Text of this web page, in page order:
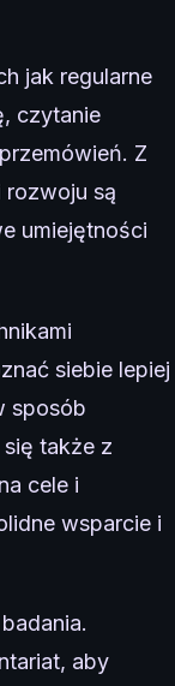
jak regularne
czytanie
Z
są
umiejętności
siebie lepiej
sposób
się także z
cele i
wsparcie i
aby